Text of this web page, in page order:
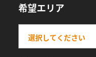
希望エリア